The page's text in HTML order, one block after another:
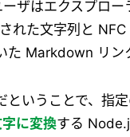
ザはエクスプロー
れた文字列と
た Markdown リン
ということで、指
に変換する